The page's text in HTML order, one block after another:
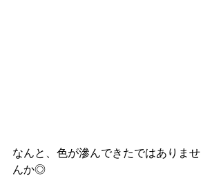
なんと、色が滲んできたではありませ
んか◎